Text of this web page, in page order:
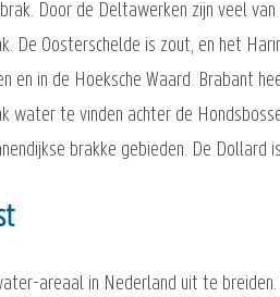
Door de Deltawerken zijn veel
De Oosterschelde is zout, en het
en in de Hoeksche Waard. Brabant
water te vinden achter de
brakke gebieden. De
areaal in Nederland uit te